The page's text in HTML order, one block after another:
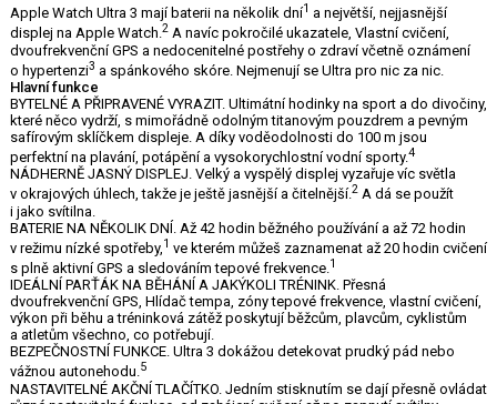
Apple Watch Ultra 3 mají baterii na několik dní1 a největší, nejjasnější
displej na Apple Watch.2 A navíc pokročilé ukazatele, Vlastní cvičení,
dvoufrekvenční GPS a nedocenitelné postřehy o zdraví včetně oznámení
o hypertenzi3 a spánkového skóre. Nejmenují se Ultra pro nic za nic.
Hlavní funkce
BYTELNÉ A PŘIPRAVENÉ VYRAZIT. Ultimátní hodinky na sport a do divočiny,
které něco vydrží, s mimořádně odolným titanovým pouzdrem a pevným
safírovým sklíčkem displeje. A díky voděodolnosti do 100 m jsou
perfektní na plavání, potápění a vysokorychlostní vodní sporty.4
NÁDHERNĚ JASNÝ DISPLEJ. Velký a vyspělý displej vyzařuje víc světla
v okrajových úhlech, takže je ještě jasnější a čitelnější.2 A dá se použít
i jako svítilna.
BATERIE NA NĚKOLIK DNÍ. Až 42 hodin běžného používání a až 72 hodin
v režimu nízké spotřeby, 1 ve kterém můžeš zaznamenat až 20 hodin cvičení
s plně aktivní GPS a sledováním tepové frekvence.1
IDEÁLNÍ PARŤÁK NA BĚHÁNÍ A JAKÝKOLI TRÉNINK. Přesná
dvoufrekvenční GPS, Hlídač tempa, zóny tepové frekvence, vlastní cvičení,
výkon při běhu a tréninková zátěž poskytují běžcům, plavcům, cyklistům
a atletům všechno, co potřebují.
BEZPEČNOSTNÍ FUNKCE. Ultra 3 dokážou detekovat prudký pád nebo
vážnou autonehodu.5
NASTAVITELNÉ AKČNÍ TLAČÍTKO. Jedním stisknutím se dají přesně ovládat